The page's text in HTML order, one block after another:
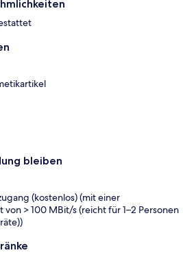
bleiben
(kostenlos) (mit einer
> 100 MBit/s (reicht für 1–2 Personen